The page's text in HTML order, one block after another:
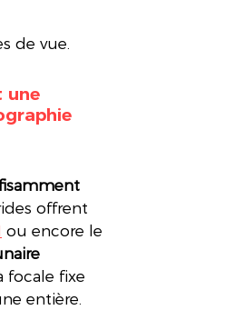
de vue.
une
offrent
ou encore le
focale fixe
entière.